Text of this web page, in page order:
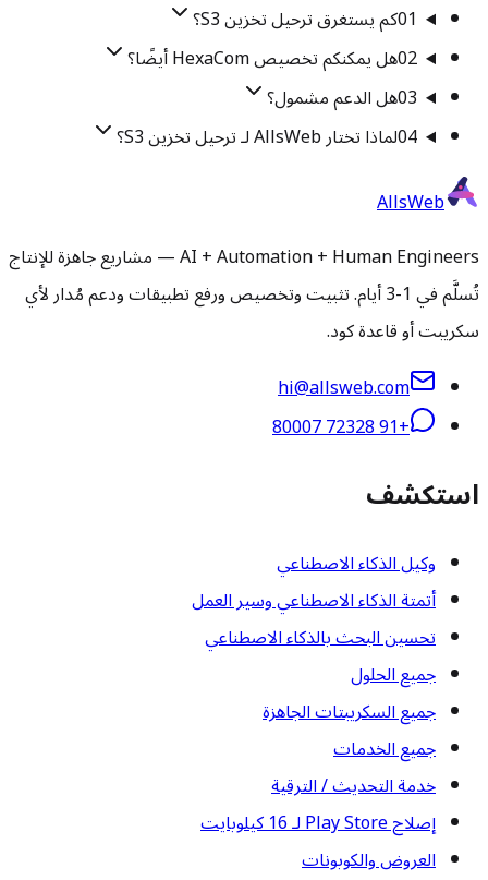
01كم يستغرق ترحيل تخزين S3؟
02هل يمكنكم تخصيص HexaCom أيضًا؟
03هل الدعم مشمول؟
04لماذا تختار AllsWeb لـ ترحيل تخزين S3؟
AllsWeb
AI + Automation + Human Engineers — مشاريع جاهزة للإنتاج
تُسلَّم في 1-3 أيام. تثبيت وتخصيص ورفع تطبيقات ودعم مُدار لأي
سكريبت أو قاعدة كود.
hi@allsweb.com
+91 72328 80007
استكشف
وكيل الذكاء الاصطناعي
أتمتة الذكاء الاصطناعي وسير العمل
تحسين البحث بالذكاء الاصطناعي
جميع الحلول
جميع السكريبتات الجاهزة
جميع الخدمات
خدمة التحديث / الترقية
إصلاح Play Store لـ 16 كيلوبايت
العروض والكوبونات